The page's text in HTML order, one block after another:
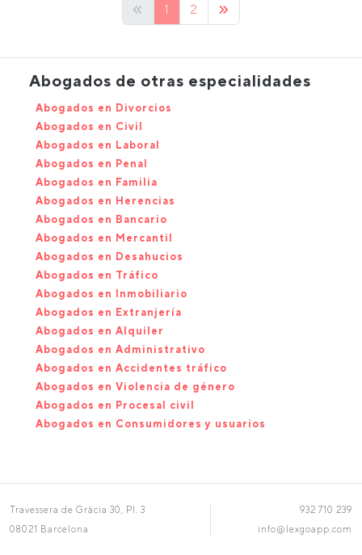
1 2
Abogados de otras especialidades
Abogados en Divorcios
Abogados en Civil
Abogados en Laboral
Abogados en Penal
Abogados en Familia
Abogados en Herencias
Abogados en Bancario
Abogados en Mercantil
Abogados en Desahucios
Abogados en Tráfico
Abogados en Inmobiliario
Abogados en Extranjería
Abogados en Alquiler
Abogados en Administrativo
Abogados en Accidentes tráfico
Abogados en Violencia de género
Abogados en Procesal civil
Abogados en Consumidores y usuarios
Travessera de Gràcia 30, Pl. 3
08021 Barcelona
932 710 239
info@lexgoapp.com